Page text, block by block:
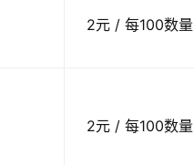
2元 / 每100数量
2元 / 每100数量